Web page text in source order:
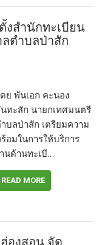
งสำนักทะเบียน
ตำบลป่าสัก
ย พันเอก คะนอง
ทะสัก นายกเทศมนตรี
บลป่าสัก เตรียมความ
อมในการให้บริการ
นด้านทะเบี…
READ MORE